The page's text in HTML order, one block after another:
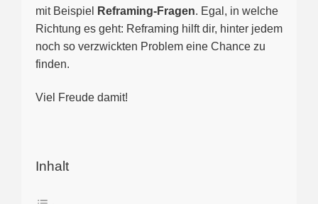
mit Beispiel
Reframing-Fragen. Egal, in welche
Richtung es geht: Reframing hilft dir, hinter jedem
noch so verzwickten Problem eine Chance zu
finden.
Viel Freude damit!
Inhalt